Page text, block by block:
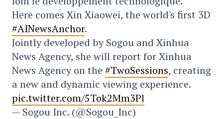
Here comes Xin Xiaowei, the world's first 3D
#AINewsAnchor.
Jointly developed by Sogou and Xinhua
News Agency, she will report for Xinhua
News Agency on the #TwoSessions, creating
a new and dynamic viewing experience.
pic.twitter.com/5Tok2Mm3Pl
— Sogou Inc. (@Sogou_Inc)